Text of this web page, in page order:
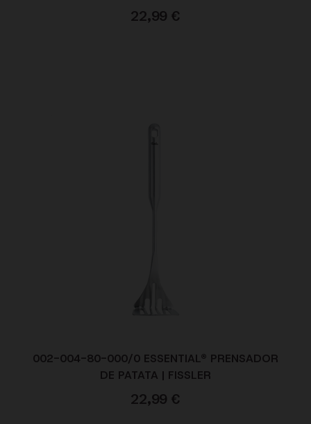
22,99 €
002-004-80-000/0 ESSENTIAL® PRENSADOR
DE PATATA | FISSLER
22,99 €